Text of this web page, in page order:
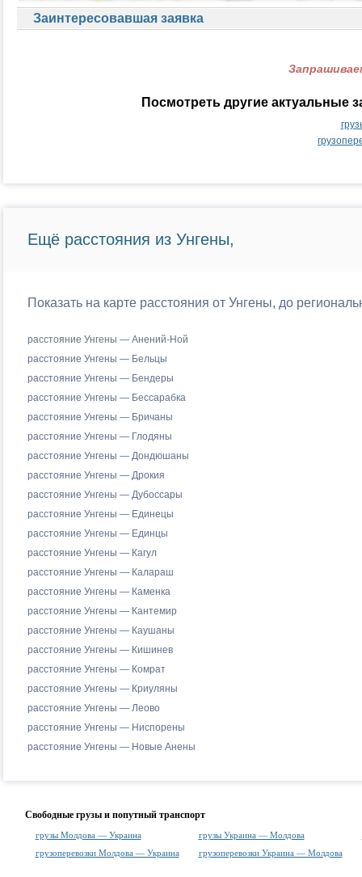
Заинтересовавшая заявка
Посмотреть другие актуальные
Ещё расстояния из Унгены,
Показать на карте расстояния от Унгены, до
расстояние Унгены — Анений-Ной
расстояние Унгены — Бельцы
расстояние Унгены — Бендеры
расстояние Унгены — Бессарабка
расстояние Унгены — Бричаны
расстояние Унгены — Глодяны
расстояние Унгены — Дондюшаны
расстояние Унгены — Дрокия
расстояние Унгены — Дубоссары
расстояние Унгены — Единецы
расстояние Унгены — Единцы
расстояние Унгены — Кагул
расстояние Унгены — Калараш
расстояние Унгены — Каменка
расстояние Унгены — Кантемир
расстояние Унгены — Каушаны
расстояние Унгены — Кишинев
расстояние Унгены — Комрат
расстояние Унгены — Криуляны
расстояние Унгены — Леово
расстояние Унгены — Ниспорены
расстояние Унгены — Новые Анены
Свободные грузы и попутный транспорт
грузы Молдова — Украина грузы Украина — Молдова
грузоперевозки Молдова — Украина
грузоперевозки Украина — Молдова